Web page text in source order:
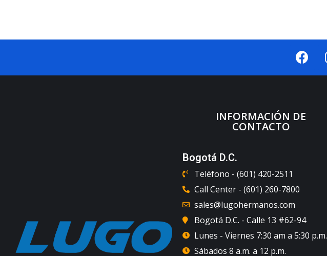
INFORMACIÓN DE
CONTACTO
Bogotá D.C.
Teléfono - (601) 420-2511
Call Center - (601) 260-7800
sales@lugohermanos.com
Bogotá D.C. - Calle 13 #62-94
Lunes - Viernes 7:30 am a 5:30 p.m.
Sábados 8 a.m. a 12 p.m.